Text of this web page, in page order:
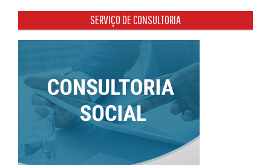
SERVIÇO DE CONSULTORIA